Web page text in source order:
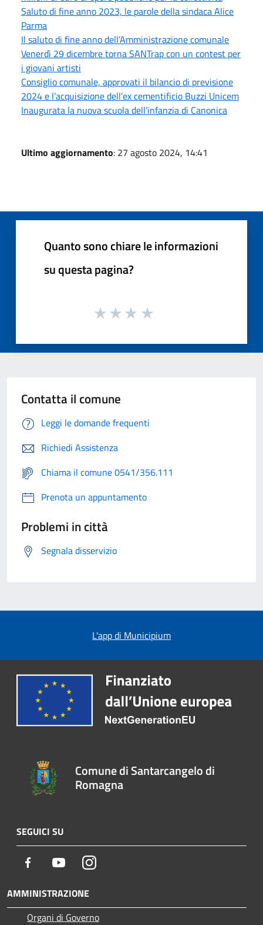
Saluto di fine anno 2023, le parole della sindaca Alice
Parma
Il saluto di fine anno dell’Amministrazione comunale
Venerdì 29 dicembre torna SANTrap con un contest per
i giovani artisti
Consiglio comunale, approvati il bilancio di previsione
2024 e l’acquisizione dell’ex cementificio Buzzi Unicem
Inaugurata la nuova scuola dell’infanzia di Canonica
Ultimo aggiornamento: 27 agosto 2024, 14:41
Quanto sono chiare le informazioni
su questa pagina?
Contatta il comune
Leggi le domande frequenti
Richiedi Assistenza
Chiama il comune 0541/356.111
Prenota un appuntamento
Problemi in città
Segnala disservizio
L'app di Municipium
Comune di Santarcangelo di
Romagna
SEGUICI SU
Facebook YoutubeInstagram
AMMINISTRAZIONE
Organi di Governo